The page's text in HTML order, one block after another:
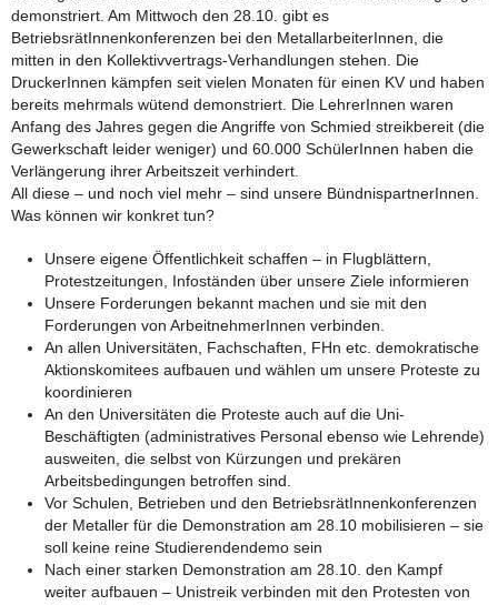
demonstriert. Am Mittwoch den 28.10. gibt es
BetriebsrätInnenkonferenzen bei den MetallarbeiterInnen, die
mitten in den Kollektivvertrags-Verhandlungen stehen. Die
DruckerInnen kämpfen seit vielen Monaten für einen KV und haben
bereits mehrmals wütend demonstriert. Die LehrerInnen waren
Anfang des Jahres gegen die Angriffe von Schmied streikbereit (die
Gewerkschaft leider weniger) und 60.000 SchülerInnen haben die
Verlängerung ihrer Arbeitszeit verhindert.
All diese – und noch viel mehr – sind unsere BündnispartnerInnen.
Was können wir konkret tun?
Unsere eigene Öffentlichkeit schaffen – in Flugblättern,
Protestzeitungen, Infoständen über unsere Ziele informieren
Unsere Forderungen bekannt machen und sie mit den
Forderungen von ArbeitnehmerInnen verbinden.
An allen Universitäten, Fachschaften, FHn etc. demokratische
Aktionskomitees aufbauen und wählen um unsere Proteste zu
koordinieren
An den Universitäten die Proteste auch auf die Uni-
Beschäftigten (administratives Personal ebenso wie Lehrende)
ausweiten, die selbst von Kürzungen und prekären
Arbeitsbedingungen betroffen sind.
Vor Schulen, Betrieben und den BetriebsrätInnenkonferenzen
der Metaller für die Demonstration am 28.10 mobilisieren – sie
soll keine reine Studierendendemo sein
Nach einer starken Demonstration am 28.10. den Kampf
weiter aufbauen – Unistreik verbinden mit den Protesten von